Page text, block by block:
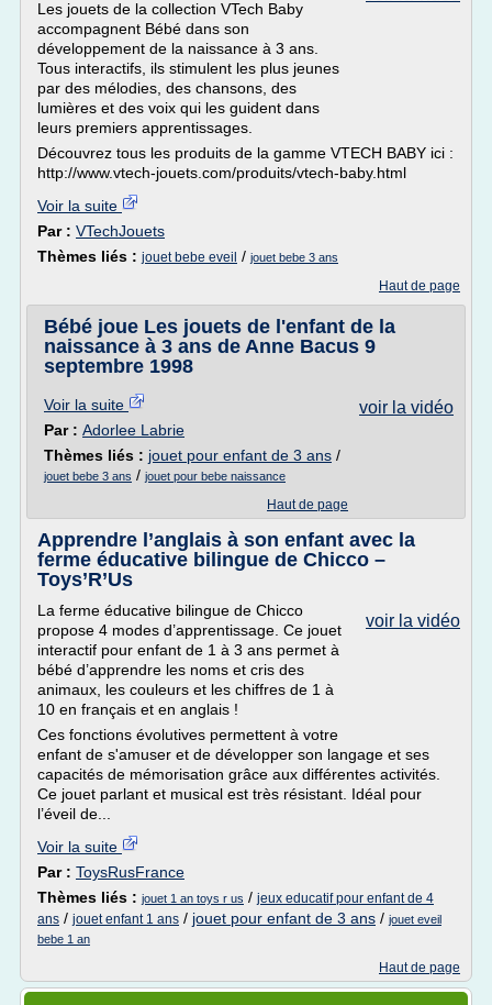
Les jouets de la collection VTech Baby
accompagnent Bébé dans son
développement de la naissance à 3 ans.
Tous interactifs, ils stimulent les plus jeunes
par des mélodies, des chansons, des
lumières et des voix qui les guident dans
leurs premiers apprentissages.
Découvrez tous les produits de la gamme VTECH BABY ici :
http://www.vtech-jouets.com/produits/vtech-baby.html
Voir la suite
Par : VTechJouets
Thèmes liés : jouet bebe eveil / jouet bebe 3 ans
Haut de page
Bébé joue Les jouets de l'enfant de la
naissance à 3 ans de Anne Bacus 9
septembre 1998
voir la vidéo
Voir la suite
Par : Adorlee Labrie
Thèmes liés : jouet pour enfant de 3 ans /
jouet bebe 3 ans / jouet pour bebe naissance
Haut de page
Apprendre l’anglais à son enfant avec la
ferme éducative bilingue de Chicco –
Toys’R’Us
voir la vidéo
La ferme éducative bilingue de Chicco
propose 4 modes d’apprentissage. Ce jouet
interactif pour enfant de 1 à 3 ans permet à
bébé d’apprendre les noms et cris des
animaux, les couleurs et les chiffres de 1 à
10 en français et en anglais !
Ces fonctions évolutives permettent à votre
enfant de s'amuser et de développer son langage et ses
capacités de mémorisation grâce aux différentes activités.
Ce jouet parlant et musical est très résistant. Idéal pour
l’éveil de...
Voir la suite
Par : ToysRusFrance
Thèmes liés : jouet 1 an toys r us / jeux educatif pour enfant de 4
ans / jouet enfant 1 ans / jouet pour enfant de 3 ans / jouet eveil
bebe 1 an
Haut de page